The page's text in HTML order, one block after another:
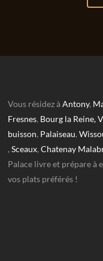
Vous résidez àAntony,
Fresnes, Bourg la Reine,
buisson, Palaiseau,
,Sceaux,Chatenay
Palace livre et prépare à
vos plats préférés !